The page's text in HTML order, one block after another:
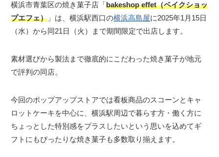
横浜市青葉区の焼き菓子店「bakeshop effet（ベイクショッ
プエフェ） 」は、横浜駅西口の横浜高島屋に2025年1月15日
（水）から同21日（火）まで期間限定で出店します。
素材選びから製法まで徹底的にこだわった焼き菓子が地元
で評判の同店。
今回のポップアップストアでは看板商品のスコーンとキャ
ロットケーキを中心に、横浜駅周辺で暮らす方・働く方に
ちょっとした特別感をプラスしたいという思いを込めてギ
フトにもぴったりな焼き菓子も多数取り揃えます。